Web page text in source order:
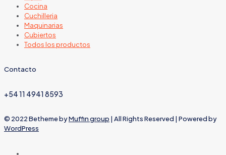
Cocina
Cuchilleria
Maquinarias
Cubiertos
Todos los productos
Contacto
+54 11 4941 8593
© 2022 Betheme byMuffin group | All Rights Reserved | Powered by
WordPress